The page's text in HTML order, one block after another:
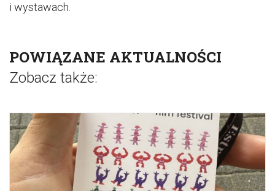
i wystawach.
POWIĄZANE AKTUALNOŚCI
Zobacz także: